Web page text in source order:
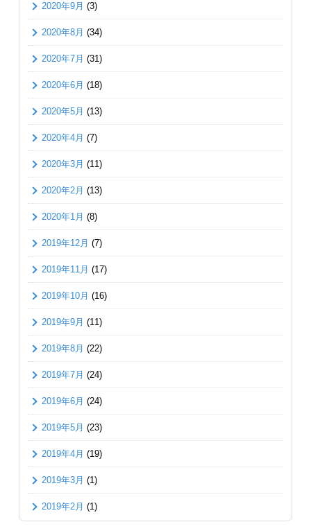
2020年9月 (3)
2020年8月 (34)
2020年7月 (31)
2020年6月 (18)
2020年5月 (13)
2020年4月 (7)
2020年3月 (11)
2020年2月 (13)
2020年1月 (8)
2019年12月 (7)
2019年11月 (17)
2019年10月 (16)
2019年9月 (11)
2019年8月 (22)
2019年7月 (24)
2019年6月 (24)
2019年5月 (23)
2019年4月 (19)
2019年3月 (1)
2019年2月 (1)